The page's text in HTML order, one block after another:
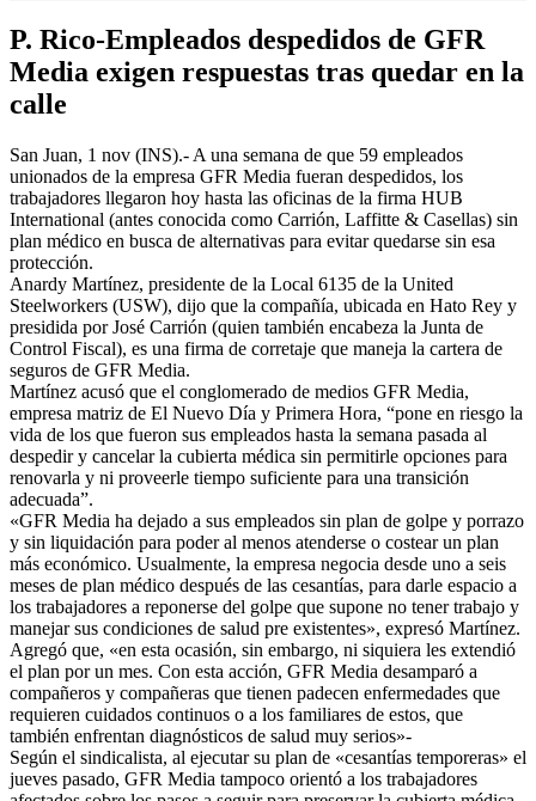
P. Rico-Empleados despedidos de GFR
Media exigen respuestas tras quedar en la
calle
San Juan, 1 nov (INS).- A una semana de que 59 empleados
unionados de la empresa GFR Media fueran despedidos, los
trabajadores llegaron hoy hasta las oficinas de la firma HUB
International (antes conocida como Carrión, Laffitte & Casellas) sin
plan médico en busca de alternativas para evitar quedarse sin esa
protección.
Anardy Martínez, presidente de la Local 6135 de la United
Steelworkers (USW), dijo que la compañía, ubicada en Hato Rey y
presidida por José Carrión (quien también encabeza la Junta de
Control Fiscal), es una firma de corretaje que maneja la cartera de
seguros de GFR Media.
Martínez acusó que el conglomerado de medios GFR Media,
empresa matriz de El Nuevo Día y Primera Hora, “pone en riesgo la
vida de los que fueron sus empleados hasta la semana pasada al
despedir y cancelar la cubierta médica sin permitirle opciones para
renovarla y ni proveerle tiempo suficiente para una transición
adecuada”.
«GFR Media ha dejado a sus empleados sin plan de golpe y porrazo
y sin liquidación para poder al menos atenderse o costear un plan
más económico. Usualmente, la empresa negocia desde uno a seis
meses de plan médico después de las cesantías, para darle espacio a
los trabajadores a reponerse del golpe que supone no tener trabajo y
manejar sus condiciones de salud pre existentes», expresó Martínez.
Agregó que, «en esta ocasión, sin embargo, ni siquiera les extendió
el plan por un mes. Con esta acción, GFR Media desamparó a
compañeros y compañeras que tienen padecen enfermedades que
requieren cuidados continuos o a los familiares de estos, que
también enfrentan diagnósticos de salud muy serios»-
Según el sindicalista, al ejecutar su plan de «cesantías temporeras» el
jueves pasado, GFR Media tampoco orientó a los trabajadores